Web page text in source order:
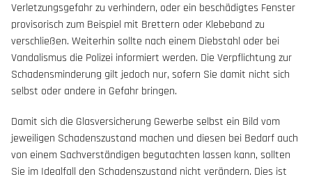
Verletzungsgefahr zu verhindern, oder ein beschädigtes Fenster
provisorisch zum Beispiel mit Brettern oder Klebeband zu
verschließen. Weiterhin sollte nach einem Diebstahl oder bei
Vandalismus die Polizei informiert werden. Die Verpflichtung zur
Schadensminderung gilt jedoch nur, sofern Sie damit nicht sich
selbst oder andere in Gefahr bringen.
Damit sich die Glasversicherung Gewerbe selbst ein Bild vom
jeweiligen Schadenszustand machen und diesen bei Bedarf auch
von einem Sachverständigen begutachten lassen kann, sollten
Sie im Idealfall den Schadenszustand nicht verändern. Dies ist